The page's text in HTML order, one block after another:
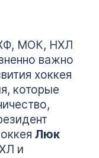
МОК, НХЛ
важно
хоккея
которые
Люк
и